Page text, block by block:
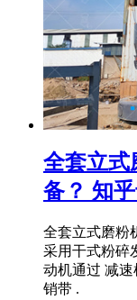
全套立式
备？ 知
全套立式磨粉
采用干式粉碎
动机通过 减
销带 .